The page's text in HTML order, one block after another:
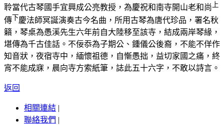
聆當代古琴國手宜興成公亮教授，為慶祝和南寺開山老和尚 上
傳 下慶法師冥誕演奏古今名曲，所用古琴為唐代珍品，署名秋
籟，琴桌為愚溪先生六年前自大陸移至該寺，結成兩岸琴緣，
堪傳為千古佳話。不佞忝為子期公、鍾儀公後裔，不能不佯作
知音狀，夜宿寺中，緬懷祖德，自慚愚拙，益切家國之痛，終
宵不能成寐，晨向寺方索紙筆，誌此五十六字，不敢以詩言。
返回
相關連結 |
聯絡我們 |